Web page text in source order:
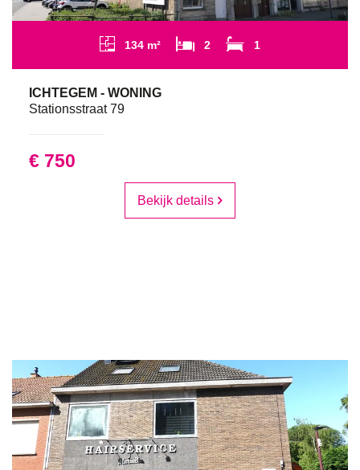
134 m² 2 1
ICHTEGEM - WONING
Stationsstraat 79
€ 750
Bekijk details